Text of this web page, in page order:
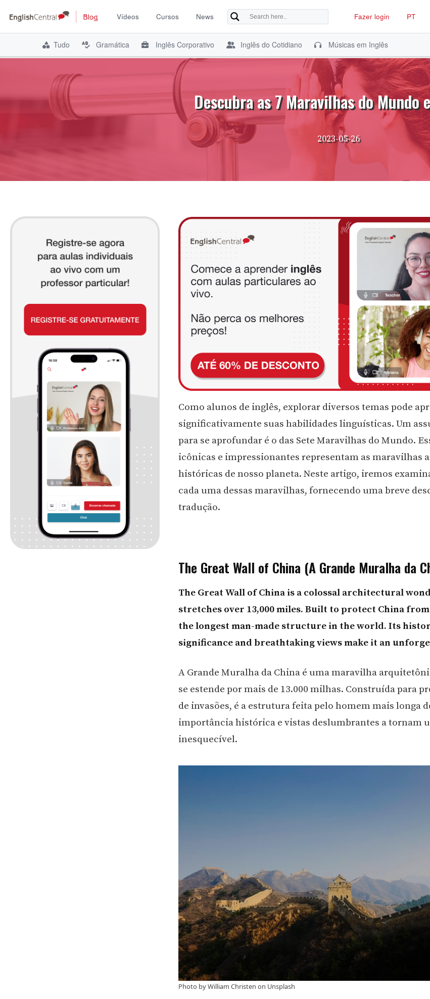
Vídeos Cursos News Fazer login PT
Tudo Gramática Inglês Corporativo Inglês do Cotidiano Músicas em Inglês
conteúdo
Descubra as 7 Maravilhas do Mundo
2023-05-26
Como alunos de inglês, explorar diversos temas pode
significativamente suas habilidades linguísticas. Um
para se aprofundar é o das Sete Maravilhas do Mundo.
icônicas e impressionantes representam as maravilhas
históricas de nosso planeta. Neste artigo, iremos
cada uma dessas maravilhas, fornecendo uma breve
tradução.
The Great Wall of China (A Grande Muralha da
The Great Wall of China is a colossal architectural
stretches over 13,000 miles. Built to protect China
the longest man-made structure in the world. Its
significance and breathtaking views make it an
A Grande Muralha da China é uma maravilha
se estende por mais de 13.000 milhas. Construída para
de invasões, é a estrutura feita pelo homem mais longa
importância histórica e vistas deslumbrantes a tornam
inesquecível.
Photo byWilliam Christen on Unsplash